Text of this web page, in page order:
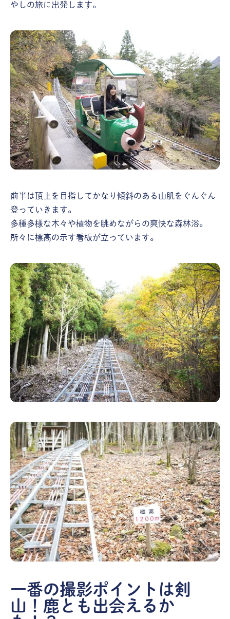
やしの旅に出発します。
前半は頂上を目指してかなり傾斜のある山肌をぐんぐん
登っていきます。
多種多様な木々や植物を眺めながらの爽快な森林浴。
所々に標高の示す看板が立っています。
一番の撮影ポイントは剣
山！鹿とも出会えるか